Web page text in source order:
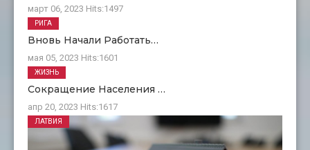
март 06, 2023 Hits:1497
Вновь Начали Работать…
мая 05, 2023 Hits:1601
РИГА
Сокращение Населения …
апр 20, 2023 Hits:1617
ЖИЗНЬ
ЛАТВИЯ